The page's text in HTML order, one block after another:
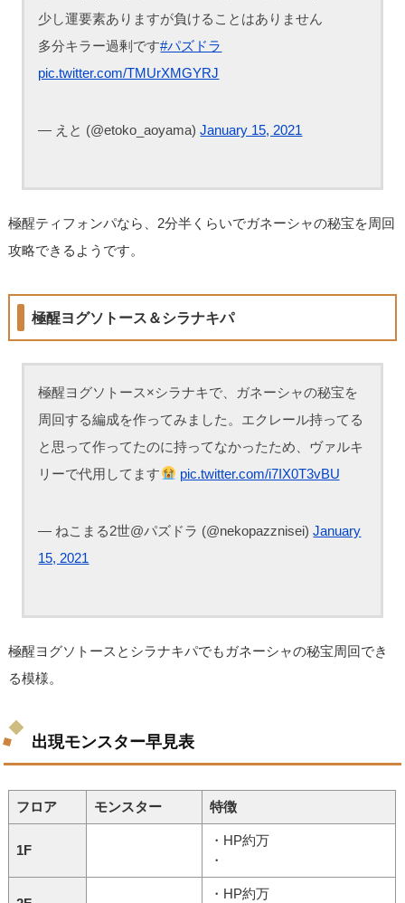
少し運要素ありますが負けることはありません
多分キラー過剰です#パズドラ
pic.twitter.com/TMUrXMGYRJ
— えと (@etoko_aoyama)January 15, 2021
極醒ティフォンパなら、2分半くらいでガネーシャの秘宝を周回
攻略できるようです。
極醒ヨグソトース＆シラナキパ
極醒ヨグソトース×シラナキで、ガネーシャの秘宝を
周回する編成を作ってみました。エクレール持ってる
と思って作ってたのに持ってなかったため、ヴァルキ
リーで代用してます
pic.twitter.com/i7IX0T3vBU
— ねこまる2世@パズドラ (@nekopazznisei)January
15, 2021
極醒ヨグソトースとシラナキパでもガネーシャの秘宝周回でき
る模様。
出現モンスター早見表
フロア モンスター 特徴
1F
・HP約万
・
・HP約万